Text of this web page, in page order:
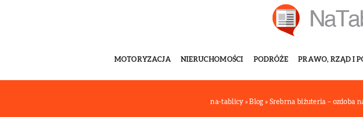
MOTORYZACJA NIERUCHOMOŚCI PODRÓŻE PRAWO, RZĄD I
na-tablicy »Blog » Srebrna biżuteria – ozdoba